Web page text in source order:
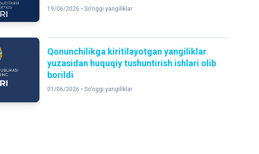
19/06/2026 •So'nggi yangiliklar
Qonunchilikga kiritilayotgan yangiliklar
yuzasidan huquqiy tushuntirish ishlari olib
borildi
01/06/2026 •So'nggi yangiliklar